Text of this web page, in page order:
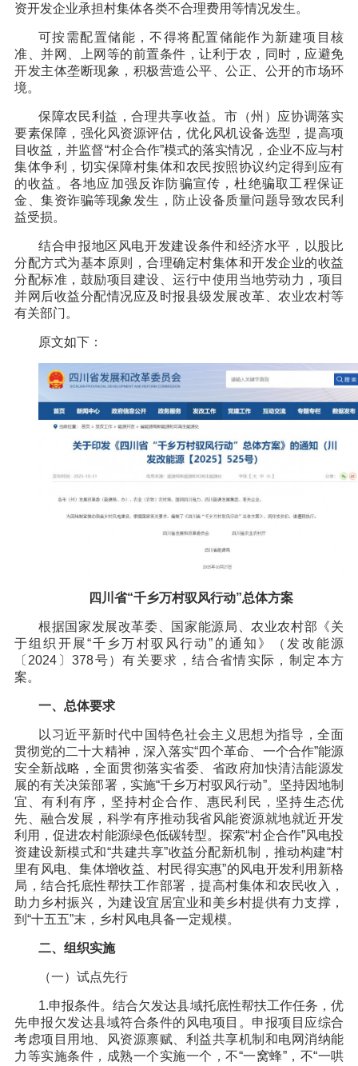
资开发企业承担村集体各类不合理费用等情况发生。
可按需配置储能，不得将配置储能作为新建项目核
准、并网、上网等的前置条件，让利于农，同时，应避免
开发主体垄断现象，积极营造公平、公正、公开的市场环
境。
保障农民利益，合理共享收益。市（州）应协调落实
要素保障，强化风资源评估，优化风机设备选型，提高项
目收益，并监督“村企合作”模式的落实情况，企业不应与村
集体争利，切实保障村集体和农民按照协议约定得到应有
的收益。各地应加强反诈防骗宣传，杜绝骗取工程保证
金、集资诈骗等现象发生，防止设备质量问题导致农民利
益受损。
结合申报地区风电开发建设条件和经济水平，以股比
分配方式为基本原则，合理确定村集体和开发企业的收益
分配标准，鼓励项目建设、运行中使用当地劳动力，项目
并网后收益分配情况应及时报县级发展改革、农业农村等
有关部门。
原文如下：
四川省“千乡万村驭风行动”总体方案
根据国家发展改革委、国家能源局、农业农村部《关
于组织开展“千乡万村驭风行动”的通知》（发改能源
〔2024〕378号）有关要求，结合省情实际，制定本方
案。
一、总体要求
以习近平新时代中国特色社会主义思想为指导，全面
贯彻党的二十大精神，深入落实“四个革命、一个合作”能源
安全新战略，全面贯彻落实省委、省政府加快清洁能源发
展的有关决策部署，实施“千乡万村驭风行动”。坚持因地制
宜、有利有序，坚持村企合作、惠民利民，坚持生态优
先、融合发展，科学有序推动我省风能资源就地就近开发
利用，促进农村能源绿色低碳转型。探索“村企合作”风电投
资建设新模式和“共建共享”收益分配新机制，推动构建“村
里有风电、集体增收益、村民得实惠”的风电开发利用新格
局，结合托底性帮扶工作部署，提高村集体和农民收入，
助力乡村振兴，为建设宜居宜业和美乡村提供有力支撑，
到“十五五”末，乡村风电具备一定规模。
二、组织实施
（一）试点先行
1.申报条件。结合欠发达县域托底性帮扶工作任务，优
先申报欠发达县域符合条件的风电项目。申报项目应综合
考虑项目用地、风资源禀赋、利益共享机制和电网消纳能
力等实施条件，成熟一个实施一个，不“一窝蜂”，不“一哄